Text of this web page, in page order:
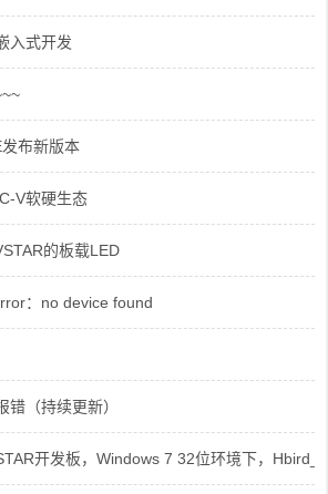
入式开发
布新版本
V软硬生态
的板载LED
：no device found
错（持续更新）
开发板，Windows 7 32位环境下，